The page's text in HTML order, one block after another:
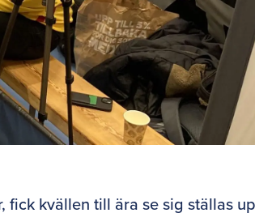
fick kvällen till ära se sig ställas